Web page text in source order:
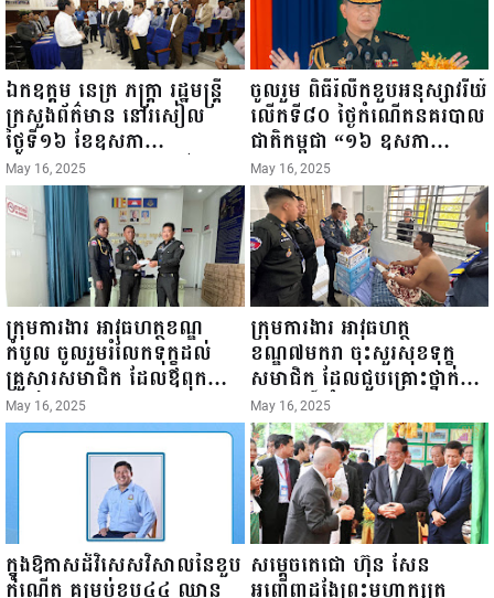
ឯកឧត្តម នេត្រ ភក្ត្រា រដ្ឋមន្ត្រី
ក្រសួងព័ត៌មាន នៅរសៀល
ថ្ងៃទី១៦ ខែឧសភា
ឆ្នាំ២០២៥នេះ បានអញ្ជើញចុះ
ធ្វើជំរឿនថ្នាក់ដឹកនាំមន្ត្រីរាជ
ការស៉ីវិល នៃក្រសួងព័ត៌មាន...
May 16, 2025
ចូលរួម ពិធីរំលឹកខួបអនុស្សាវរីយ៍
លើកទី៨០ ថ្ងៃកំណើតនគរបាល
ជាតិកម្ពុជា “១៦ ឧសភា
១៩៤៥ ~ ១៦ ឧសភា
២០២៥”...
May 16, 2025
ក្រុមការងារ អាវុធហត្ថខណ្ឌ
កំបូល ចូលរួមរំលែកទុក្ខដល់
គ្រួសារសមាជិក ដែលឪពុកក្មេក
របស់លោកទទួលមរណៈភាព!
May 16, 2025
ក្រុមការងារ អាវុធហត្ថ
ខណ្ឌ៧មករា ចុះសួរសុខទុក្ខ
សមាជិក ដែលជួបគ្រោះថ្នាក់
ចរាចរណ៍ កំពុងសម្រាកព្យាបាល
នៅមន្ទីរពេទ្យ!
May 16, 2025
ក្នុងឱកាសដ៏វិសេសវិសាលនៃខួប សម្តេចតេជោ ហ៊ុន សែន